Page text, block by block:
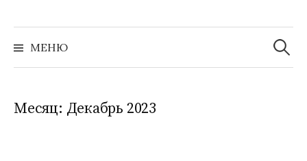
МЕНЮ
Найти:
Месяц: Декабрь 2023